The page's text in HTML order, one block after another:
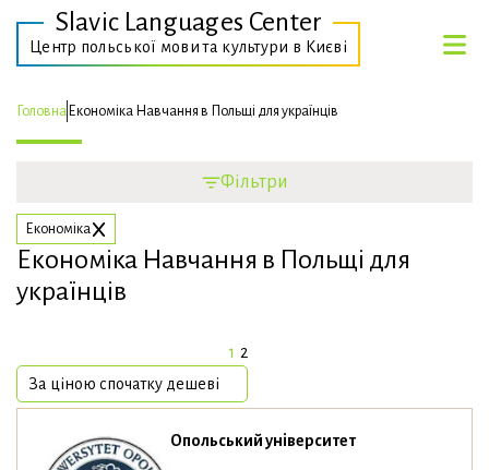
Slavic Languages Center
Центр польської мови та культури в Києві
Головна Економіка Навчання в Польщі для українців
Фільтри
Економіка
Економіка Навчання в Польщі для
українців
1 2
Опольський університет